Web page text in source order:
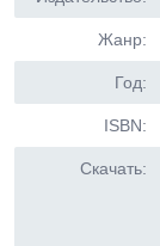
Жанр:
Год:
ISBN:
Скачать: